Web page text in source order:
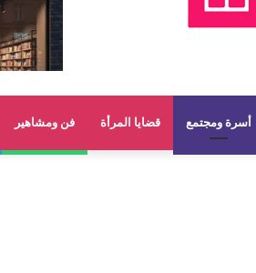
أسرة ومجتمع قضايا المرأة فن ومشاهير